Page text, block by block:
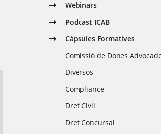
Webinars
Podcast ICAB
Càpsules Formatives
Comissió de Dones
Diversos
Compliance
Dret Civil
Dret Concursal